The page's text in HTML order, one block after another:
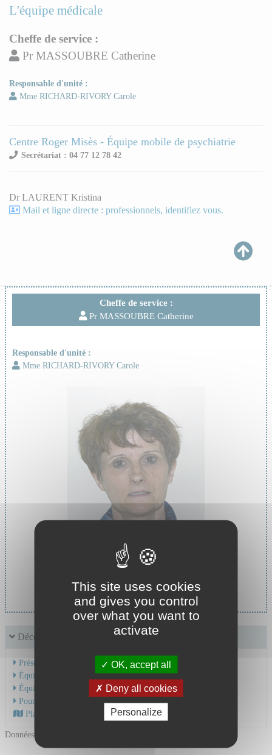
Cheffe de service :
Pr MASSOUBRE Catherine
Responsable d'unité :
Mme RICHARD-RIVORY Carole
Pr MASSOUBRE Catherine
Découvrir le service
Présentation de l'activité
Équipe Médicale
Équipe Soignante
Pour une hospitalisation
Plan d'accès au CHU
Données mises à jour le 18/06/2024
L'équipe médicale
Cheffe de service :
Pr MASSOUBRE Catherine
Responsable d'unité :
Mme RICHARD-RIVORY Carole
Centre Roger Misès - Équipe mobile de psychiatrie
Secrétariat : 04 77 12 78 42
Dr LAURENT Kristina
Mail et ligne directe : professionnels, identifiez vous.
This site uses cookies
and gives you control
over what you want to
activate
OK, accept all
Deny all cookies
Personalize